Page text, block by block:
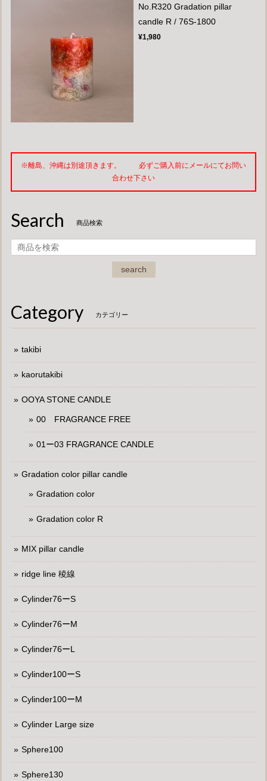
No.R320 Gradation pillar
candle R / 76S-1800
¥1,980
※離島、沖縄は別途頂きます。 必ずご購入前にメールにてお問い
合わせ下さい
Search 商品検索
search
Category カテゴリー
takibi
kaorutakibi
OOYA STONE CANDLE
00 FRAGRANCE FREE
01ー03 FRAGRANCE CANDLE
Gradation color pillar candle
Gradation color
Gradation color R
MIX pillar candle
ridge line 稜線
Cylinder76ーS
Cylinder76ーM
Cylinder76ーL
Cylinder100ーS
Cylinder100ーM
Cylinder Large size
Sphere100
Sphere130